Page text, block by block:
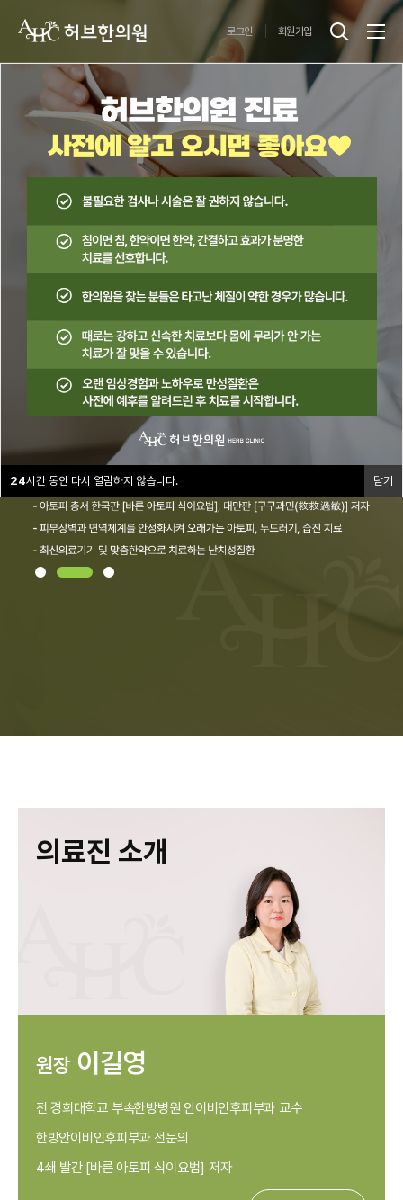
24시간 동안 다시 열람하지 않습니다. 닫기
로그인 회원가입
의료진 소개
원장이길영
전 경희대학교 부속한방병원 안이비인후피부과 교수
한방안이비인후피부과 전문의
4쇄 발간 [바른 아토피 식이요법] 저자